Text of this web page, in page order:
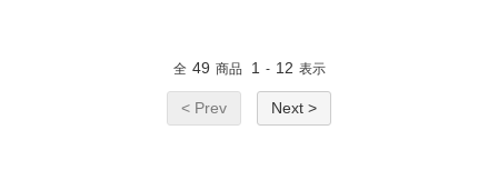
全 49 商品 1 - 12 表示
< Prev Next >